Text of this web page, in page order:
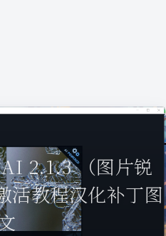
2.1.3 （图片锐
活教程汉化补丁图